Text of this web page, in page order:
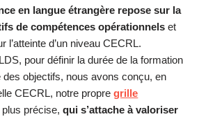
en langue étrangère repose sur la
de compétences opérationnelset
l’atteinte d’un niveau CECRL.
pour définir la durée de la formation
des objectifs, nous avons conçu, en
CECRL, notre propregrille
plus précise,qui s’attache à valoriser